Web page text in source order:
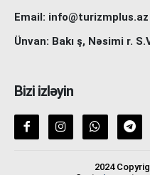
Email: info@turizmplus.az
Ünvan: Bakı ş, Nəsimi r.
Bizi izləyin
2024